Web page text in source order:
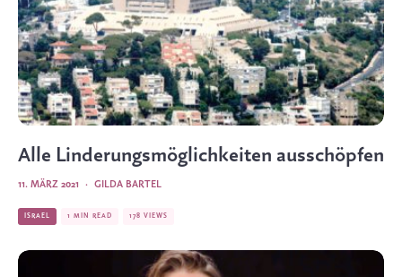
Alle Linderungsmöglichkeiten ausschöpfen
GILDA BARTEL
·
11. MÄRZ 2021
ISRAEL 1 MIN READ 178 VIEWS